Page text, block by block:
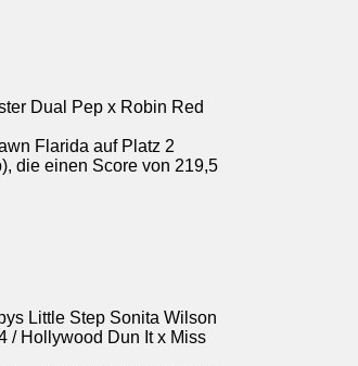
Dual Pep x Robin Red
Flarida auf Platz 2
die einen Score von 219,5
Little Step Sonita Wilson
/ Hollywood Dun It x Miss